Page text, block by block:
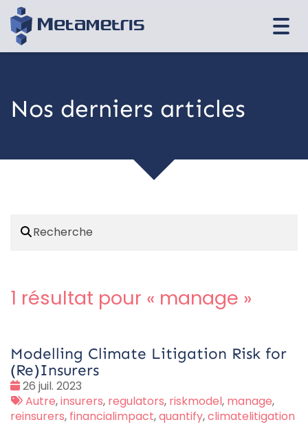
Nos derniers articles
1 résultat pour « manage »
Modelling Climate Litigation Risk for
(Re)Insurers
Date
:
26 juil. 2023
Tags
:
Autre,insurers, regulators, riskmodel, manage,
reinsurers, financialimpact,quantify,climatelitigation